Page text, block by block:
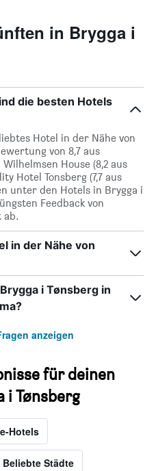
in Brygga i
die besten Hotels
Hotel in der Nähe von
von 8,7 aus
House (8,2 aus
Hotel Tonsberg (7,7 aus
unter den Hotels in Brygga i
Feedback von
ab.
in der Nähe von
i Tønsberg in
anzeigen
für deinen
i Tønsberg
Hotels
Beliebte Städte